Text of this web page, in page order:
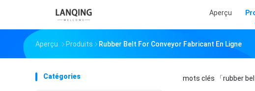
Aperçu
Aperçu Produits Rubber Belt For Conveyor Fabricant En Ligne
Catégories mots clés 「rubber